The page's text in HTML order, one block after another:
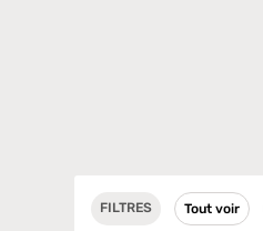
FILTRES Tout voir